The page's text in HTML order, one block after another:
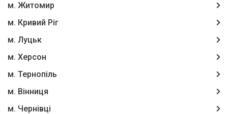
м. Житомир
м. Кривий Ріг
м. Луцьк
м. Херсон
м. Тернопіль
м. Вінниця
м. Чернівці